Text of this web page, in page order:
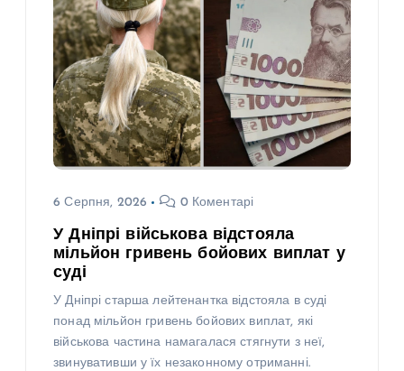
6 Серпня, 2026 0 Коментарі
У Дніпрі військова відстояла
мільйон гривень бойових виплат у
суді
У Дніпрі старша лейтенантка відстояла в суді
понад мільйон гривень бойових виплат, які
військова частина намагалася стягнути з неї,
звинувативши у їх незаконному отриманні.